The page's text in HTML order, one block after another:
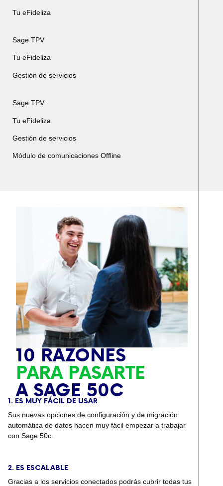
Tu eFideliza
Sage TPV
Tu eFideliza
Gestión de servicios
Sage TPV
Tu eFideliza
Gestión de servicios
Módulo de comunicaciones Offline
10 RAZONES
PARA PASARTE
A SAGE 50C
1. ES MUY FÁCIL DE USAR
Sus nuevas opciones de configuración y de migración
automática de datos hacen muy fácil empezar a trabajar
con Sage 50c.
2. ES ESCALABLE
Gracias a los servicios conectados podrás cubrir todas tus